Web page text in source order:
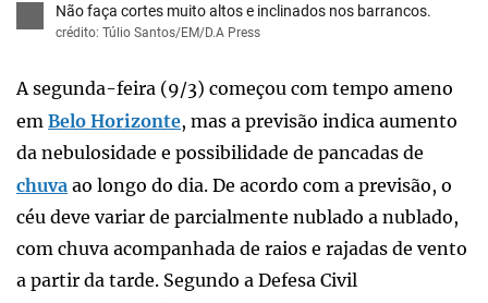
Não faça cortes muito altos e inclinados nos barrancos.
crédito: Túlio Santos/EM/D.A Press
A segunda-feira (9/3) começou com tempo ameno
em Belo Horizonte, mas a previsão indica aumento
da nebulosidade e possibilidade de pancadas de
chuva ao longo do dia. De acordo com a previsão, o
céu deve variar de parcialmente nublado a nublado,
com chuva acompanhada de raios e rajadas de vento
a partir da tarde. Segundo a Defesa Civil